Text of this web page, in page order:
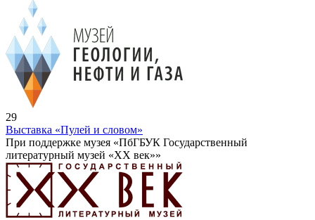
29
Выставка «Пулей и словом»
При поддержке музея «ПбГБУК Государственный
литературный музей «ХХ век»»